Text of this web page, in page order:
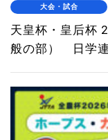
大会・試合
天皇杯・皇后杯
般の部） 日学連